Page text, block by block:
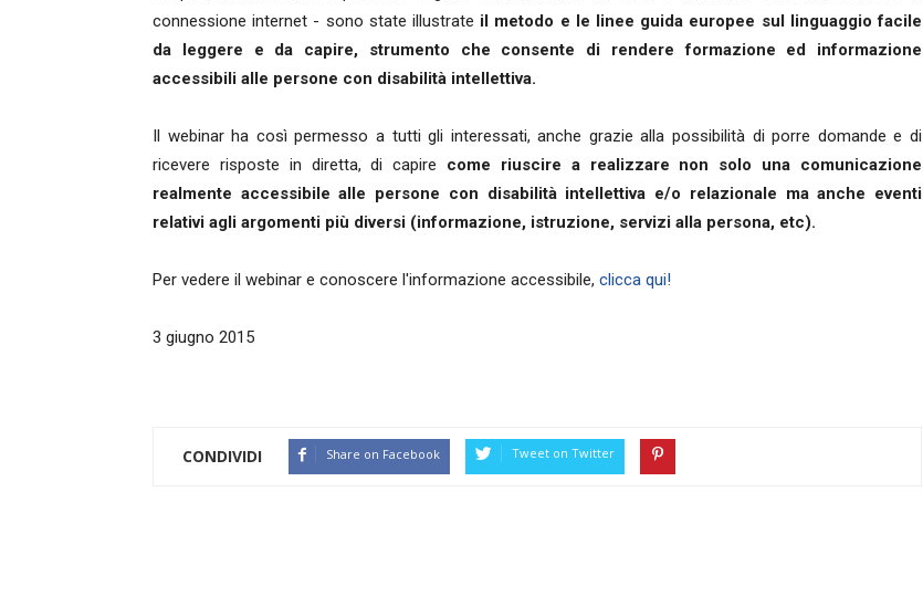
connessione internet - sono state illustrate il metodo e le linee guida europee sul linguaggio facile
da leggere e da capire, strumento che consente di rendere formazione ed informazione
accessibili alle persone con disabilità intellettiva.
Il webinar ha così permesso a tutti gli interessati, anche grazie alla possibilità di porre domande e di
ricevere risposte in diretta, di capire come riuscire a realizzare non solo una comunicazione
realmente accessibile alle persone con disabilità intellettiva e/o relazionale ma anche eventi
relativi agli argomenti più diversi (informazione, istruzione, servizi alla persona, etc).
Per vedere il webinar e conoscere l'informazione accessibile, clicca qui!
3 giugno 2015
CONDIVIDI Share on Facebook Tweet on Twitter